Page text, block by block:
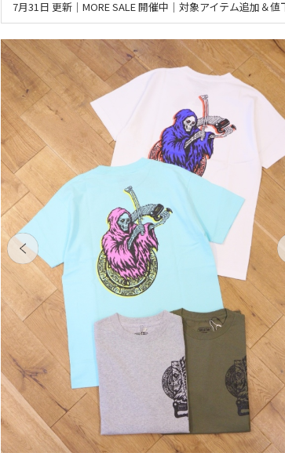
7月31日 更新｜MORE SALE 開催中｜対象アイテム追加＆値